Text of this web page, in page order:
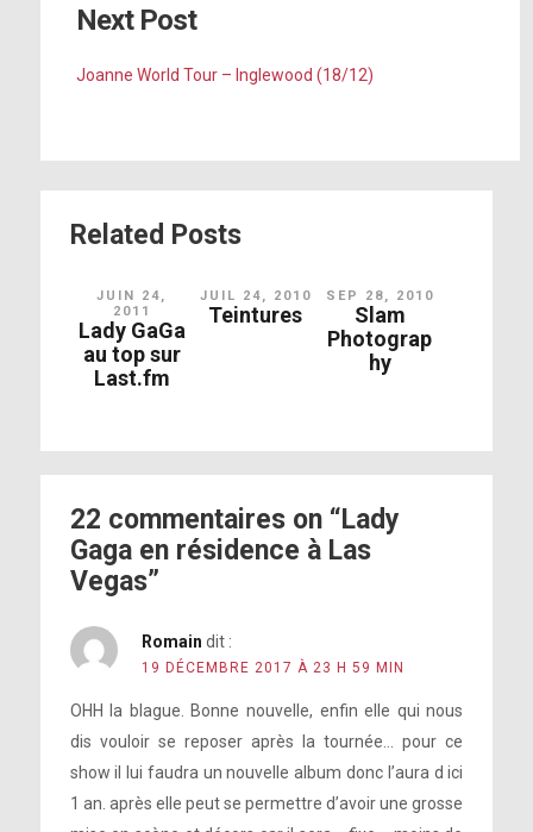
Next Post
Joanne World Tour – Inglewood (18/12)
Related Posts
JUIN 24,
2011
Lady GaGa
au top sur
Last.fm
JUIL 24, 2010
Teintures
SEP 28, 2010
Slam
Photograp
hy
22 commentaires on “Lady
Gaga en résidence à Las
Vegas”
Romain dit :
19 DÉCEMBRE 2017 À 23 H 59 MIN
OHH la blague. Bonne nouvelle, enfin elle qui nous
dis vouloir se reposer après la tournée… pour ce
show il lui faudra un nouvelle album donc l’aura d ici
1 an. après elle peut se permettre d’avoir une grosse